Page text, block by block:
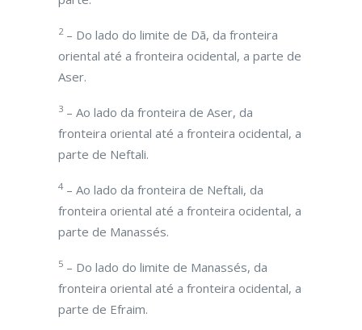
2– Do lado do limite de Dã, da fronteira
oriental até a fronteira ocidental, a parte de
Aser.
3 – Ao lado da fronteira de Aser, da
fronteira oriental até a fronteira ocidental, a
parte de Neftali.
4 – Ao lado da fronteira de Neftali, da
fronteira oriental até a fronteira ocidental, a
parte de Manassés.
5 – Do lado do limite de Manassés, da
fronteira oriental até a fronteira ocidental, a
parte de Efraim.